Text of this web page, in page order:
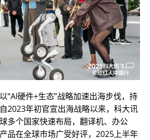
“AI硬件+生态”战略加速出海步伐，持
2023年初官宣出海战略以来，科大讯
多个国家快速布局，翻译机、办公
品在全球市场广受好评，2025上半年